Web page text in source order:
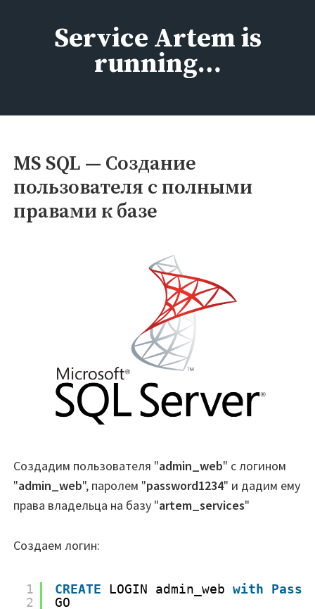
содержимомуService Artem is
running…
MS SQL — Создание
пользователя с полными
правами к базе
Создадим пользователя "admin_web" с логином
"admin_web", паролем "password1234" и дадим ему
права владельца на базу "artem_services"
Создаем логин:
1
2
CREATE LOGIN admin_web with
GO